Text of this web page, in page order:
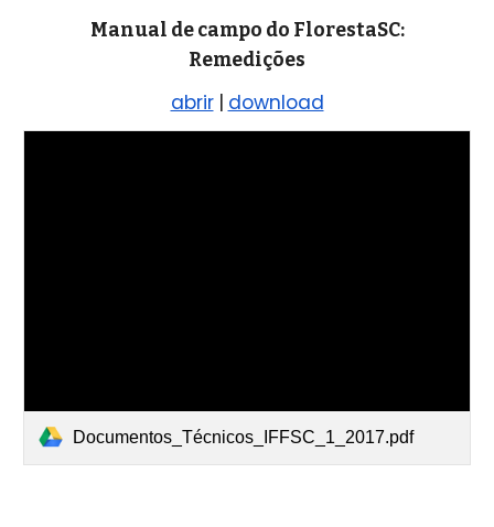
Manual de campo do FlorestaSC:
Remedições
abrir | download
Documentos_Técnicos_IFFSC_1_2017.pdf